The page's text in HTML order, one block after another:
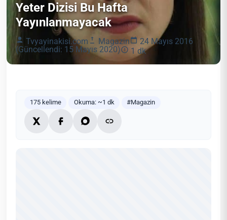
Yeter Dizisi Bu Hafta
Yayınlanmayacak
Tvyayinakisi.com Magazin
24 Mayıs 2016
(Güncellendi: 15 Mayıs 2020)
1 dk
175 kelime Okuma: ~1 dk #Magazin